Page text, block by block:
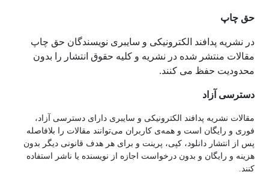
حق چاپ
در نشریه پدافند الکترونیکی و سایبری نویسندگان حق چاپ
مقالات منتشر شده در نشریه و کلیه حقوق انتشار را بدون
محدودیت حفظ می کنند.
دسترسی آزاد
مقالات نشریه پدافند الکترونیکی و سایبری دارای دسترسی آزاد،
فوری و رایگان است و همه‌ی کاربران می‌توانند مقالات را بلافاصله
پس از انتشار دانلود، کپی، پرینت و برای هر هدف قانونی دیگر بدون
هزینه و رایگان و بدون درخواست اجازه از نویسنده یا ناشر استفاده
کنند.